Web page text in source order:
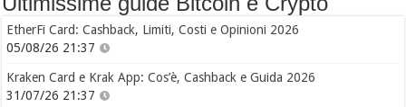
EtherFi Card: Cashback, Limiti, Costi e Opinioni 2026
05/08/26 21:37
Kraken Card e Krak App: Cos’è, Cashback e Guida 2026
31/07/26 21:37